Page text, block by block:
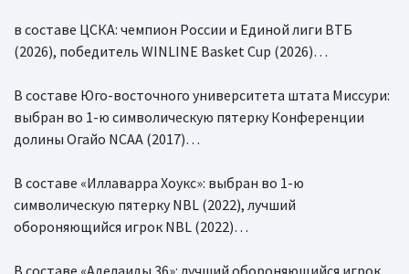
в составе ЦСКА: чемпион России и Единой лиги ВТБ
(2026), победитель WINLINE Basket Cup (2026)…
В составе Юго-восточного университета штата Миссури:
выбран во 1-ю символическую пятерку Конференции
долины Огайо NCAA (2017)…
В составе «Иллаварра Хоукс»: выбран во 1-ю
символическую пятерку NBL (2022), лучший
обороняющийся игрок NBL (2022)…
В составе «Аделаиды 36»: лучший обороняющийся игрок